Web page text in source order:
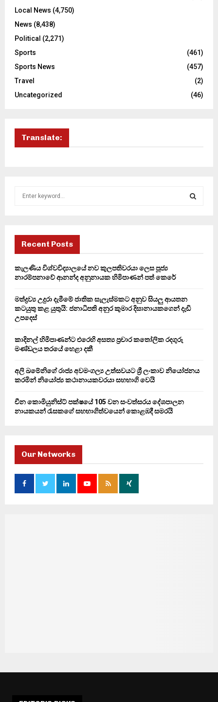
Local News (4,750)
News (8,438)
Political (2,271)
Sports
(461)
Sports News
(457)
Travel
(2)
Uncategorized
(46)
Translate:
f
r
H
Recent Posts
කැලණිය විශ්වවිද්‍යාලයේ නව කුලපතිවරයා ලෙස පූජ්‍ය
නාරම්පනාවේ ආනන්ද අනුනායක හිමිපාණන් පත් කෙරේ
මත්ද්‍රව්‍ය උදුරා දැමීමේ ජාතික සැලැස්මකට අනුව සියලු ආයතන
කටයුතු කළ යුතුයි: ජනාධිපති අනුර කුමාර දිසානායකගෙන් දැඩි
උපදෙස්
කාදිනල් හිමිපාණන්ට එරෙහි අසත්‍ය ප්‍රචාර කතෝලික රදගුරු
මණ්ඩලය තරයේ හෙළා දකී
අලි ඛමේනිගේ රාජ්‍ය අවමංගල්‍ය උත්සවයට ශ්‍රී ලංකාව නියෝජනය
කරමින් නියෝජ්‍ය කථානායකවරයා සහභාගි වෙයි
චීන කොමියුනිස්ට් පක්ෂයේ 105 වන සංවත්සරය දේශපාලන
නායකයන් රැසකගේ සහභාගිත්වයෙන් කොළඹදී සමරයි
Our Networks